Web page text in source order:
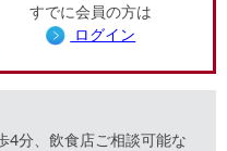
すでに会員の方は
ログイン
4分、飲食店ご相談可能な